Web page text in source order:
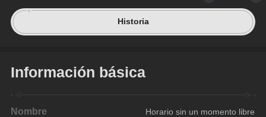
Historia
Información básica
Nombre Horario sin un momento libre